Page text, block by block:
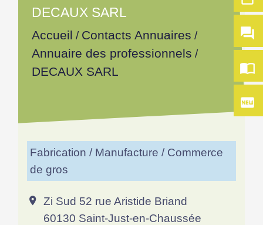
DECAUX SARL
Accueil / Contacts Annuaires /
Annuaire des professionnels /
DECAUX SARL
Fabrication / Manufacture / Commerce
de gros
location_on
Zi Sud 52 rue Aristide Briand
60130 Saint-Just-en-Chaussée
question_answer
import_contacts
fiber_new